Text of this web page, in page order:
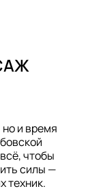
и время
чтобы
силы —
техник.